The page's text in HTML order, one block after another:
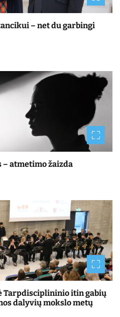
– net du garbingi
– atmetimo žaizda
Tarpdisciplininio itin gabių
dalyvių mokslo metų